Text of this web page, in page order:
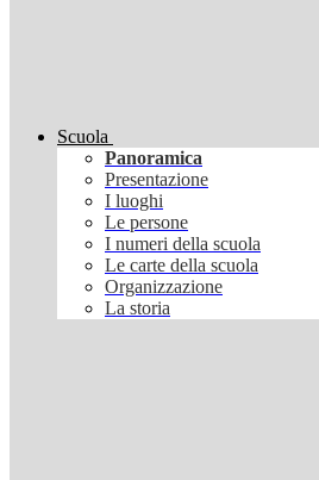
Scuola
Panoramica
Presentazione
I luoghi
Le persone
I numeri della scuola
Le carte della scuola
Organizzazione
La storia